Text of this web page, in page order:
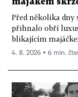
majákem
Před několika dny
přihnalo obří
blikajícím
4. 8. 2026 ▪ 6 min.